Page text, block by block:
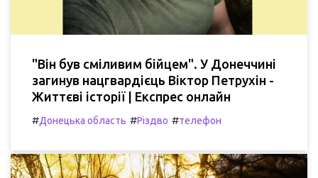
"Він був сміливим бійцем". У Донеччині
загинув нацгвардієць Віктор Петрухін -
Життєві історії | Експрес онлайн
#Донецька область #Різдво #телефон